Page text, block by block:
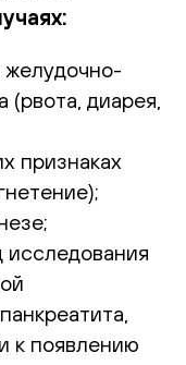
(рвота, диарея,
признаках
исследования
к появлению